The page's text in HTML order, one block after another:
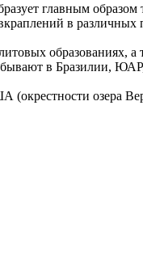
главным
в различных
образованиях,
в Бразилии,
(окрестности озера